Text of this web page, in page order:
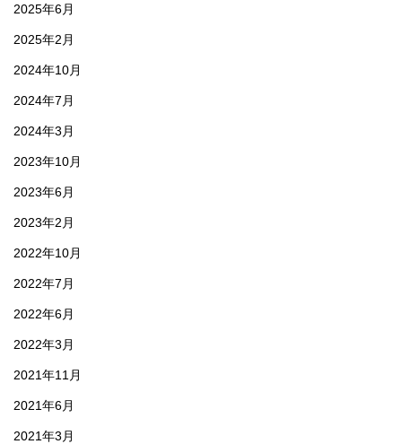
2025年6月
2025年2月
2024年10月
2024年7月
2024年3月
2023年10月
2023年6月
2023年2月
2022年10月
2022年7月
2022年6月
2022年3月
2021年11月
2021年6月
2021年3月